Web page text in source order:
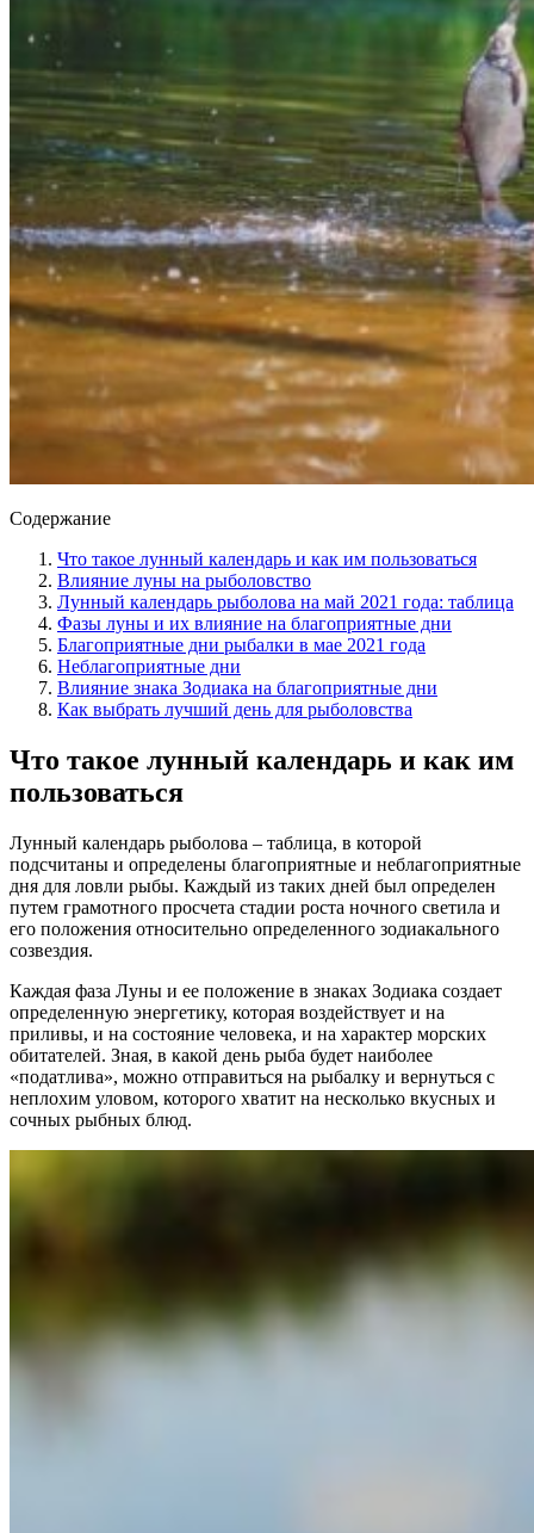
Содержание
Что такое лунный календарь и как им пользоваться
Влияние луны на рыболовство
Лунный календарь рыболова на май 2021 года: таблица
Фазы луны и их влияние на благоприятные дни
Благоприятные дни рыбалки в мае 2021 года
Неблагоприятные дни
Влияние знака Зодиака на благоприятные дни
Как выбрать лучший день для рыболовства
Что такое лунный календарь и как им
пользоваться
Лунный календарь рыболова – таблица, в которой
подсчитаны и определены благоприятные и неблагоприятные
дня для ловли рыбы. Каждый из таких дней был определен
путем грамотного просчета стадии роста ночного светила и
его положения относительно определенного зодиакального
созвездия.
Каждая фаза Луны и ее положение в знаках Зодиака создает
определенную энергетику, которая воздействует и на
приливы, и на состояние человека, и на характер морских
обитателей. Зная, в какой день рыба будет наиболее
«податлива», можно отправиться на рыбалку и вернуться с
неплохим уловом, которого хватит на несколько вкусных и
сочных рыбных блюд.